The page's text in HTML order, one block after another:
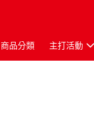
商品分類 主打活動